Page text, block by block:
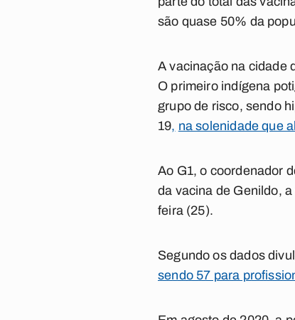
são quase 50% da
A vacinação na cidade
O primeiro indígena
grupo de risco, sendo
19, na solenidade que
Ao G1, o coordenador
da vacina de Genildo,
feira (25).
Segundo os dados
sendo 57 para